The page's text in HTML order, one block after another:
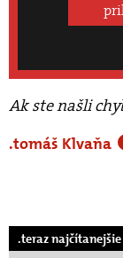
Ak ste našli
.tomáš Klvaňa
.teraz najčítanejšie